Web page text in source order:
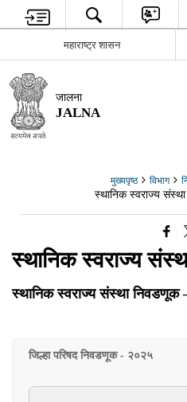
महाराष्ट्र शासन
जालना
JALNA
मुख्यपृष्ठ विभाग
स्थानिक स्वराज्य
स्थानिक स्वराज्य
स्थानिक स्वराज्य संस्था निवडणूक
जिल्हा परिषद निवडणूक - २०२५